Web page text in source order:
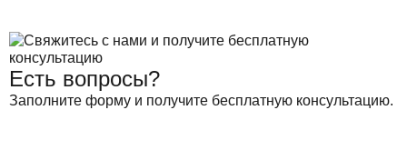
Есть вопросы?
Заполните форму и получите бесплатную консультацию.